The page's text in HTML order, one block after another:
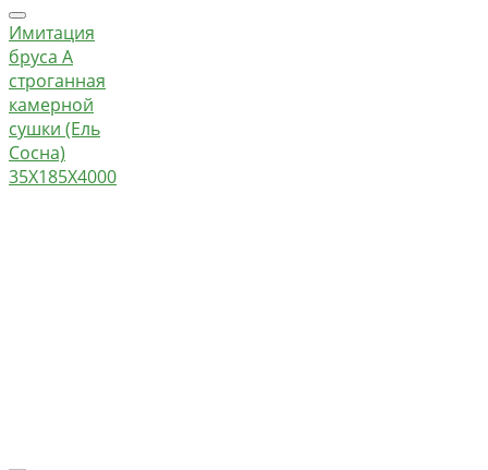
Имитация
бруса А
строганная
камерной
сушки (Ель
Сосна)
35Х185Х4000